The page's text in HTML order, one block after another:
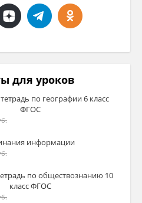
для уроков
по географии 6 класс
ФГОС
информации
по обществознанию 10
класс ФГОС